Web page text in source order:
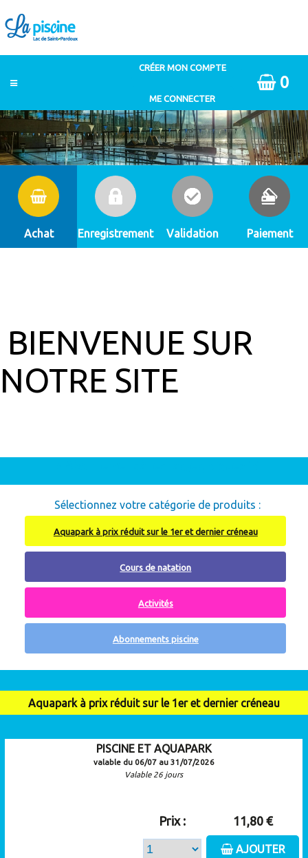
0
Achat Enregistrement Validation Paiement
BIENVENUE SUR
NOTRE SITE
Sélectionnez votre catégorie de produits :
Aquapark à prix réduit sur le 1er et dernier créneau
Cours de natation
Activités
Abonnements piscine
Aquapark à prix réduit sur le 1er et dernier créneau
PISCINE ET AQUAPARK
valable du 06/07 au 31/07/2026
Valable 26 jours
Prix : 11,80 €
AJOUTER